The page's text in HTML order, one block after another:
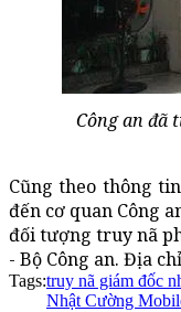
Công an đã
Cũng theo thông
đến cơ quan Công
đối tượng truy nã
- Bộ Công an. Địa
Tags:truy nã giám đốc
Nhật Cường